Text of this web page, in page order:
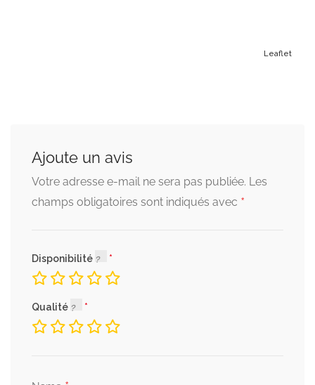
Leaflet
Ajoute un avis
Votre adresse e-mail ne sera pas publiée. Les
champs obligatoires sont indiqués avec *
Disponibilité
Qualité